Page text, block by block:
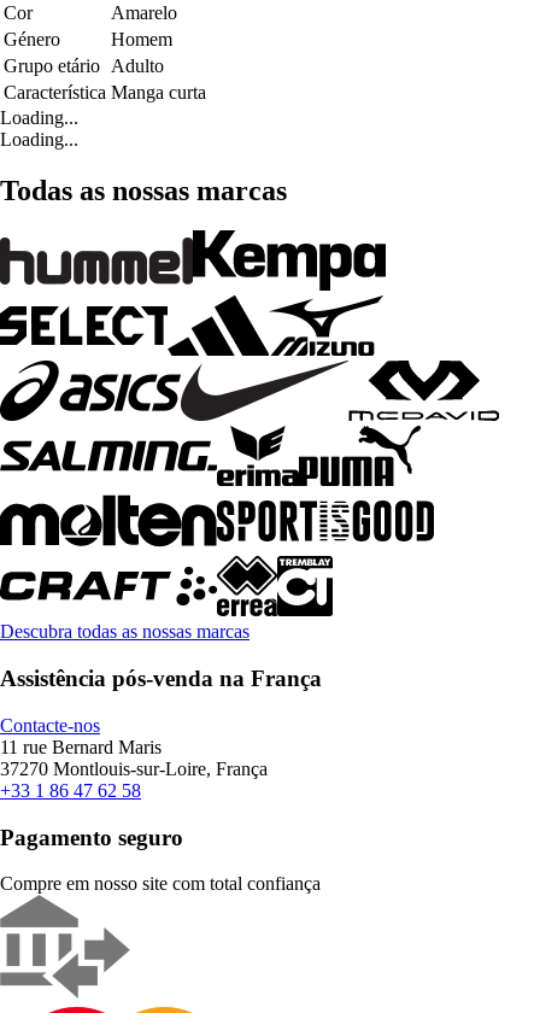
Cor
Amarelo
Género
Homem
Grupo etário Adulto
Característica Manga curta
Loading...
Loading...
Todas as nossas marcas
Descubra todas as nossas marcas
Assistência pós-venda na França
Contacte-nos
11 rue Bernard Maris
37270 Montlouis-sur-Loire, França
+33 1 86 47 62 58
Pagamento seguro
Compre em nosso site com total confiança